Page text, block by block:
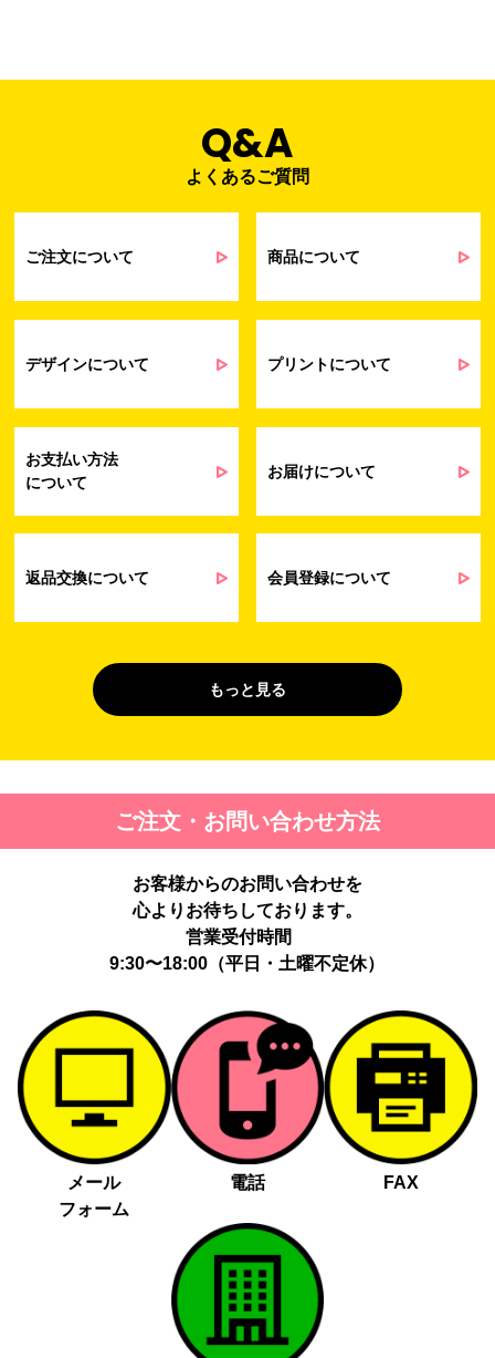
個人情報の利用目的
受発注業務
会員管理業務
（開示対象個人情
当社通信販売における受発注業務のため
事業活動における満足度、要望等に関す
るアンケート等の収集・分析・統計のため
せ業務に関するお取引先様との業務連絡や
弊社製品やサービスに関する情報、また
は営業およびマーケティング活動（セミナ
にお知らせするため
問い合わせへの対応のため
（開示対象個人情
お客様の作品紹介を通した販促活動のた
４. 個人情報を第三者に提供することが予定される場合の事項
第三者に提供する目的：パーソナライズ広告配信および効果測定・
動履歴、IP、ブラウザ・端末情報、（同意時）メールアドレス等の
よる安全な電送、又は管理コンソールからの連携。
提供先：広告配信事業者（例：Google LLC等）。
個人情報の取り扱いに関する契約：提供先と個人情報取扱い契約
（目的外利用禁止、再提供制限、安全管理措置等）を締結していま
お客様の個人情報は、以下掲げる場合以外に、事前にご本人の同意
無く第三者に提供することはありません。
法令に基づく場合
人の生命、身体又は財産の保護にために必要がある場合であっ
て、本人の同意を得る事が困難であるとき
公衆衛生の向上又は児童の健全な育成の推進のために特に必要
がある場合であって、本人の同意を得る事が困難であるとき
国の機関若しくは地方公共団体又はその委託を受けた者が法令
の定める事務を遂行することに対して協力する必要がある場合
であって、本人の同意を得ることによって当該事務の遂行に支
障を及ぼすおそれがあるとき
Q&A
よくあるご質問
ご注文について 商品について
デザインについて プリントについて
お支払い方法
について
お届けについて
返品交換について 会員登録について
もっと見る
ご注文・お問い合わせ方法
お客様からのお問い合わせを
心よりお待ちしております。
営業受付時間
9:30〜18:00（平日・土曜不定休）
メール
フォーム
電話 FAX